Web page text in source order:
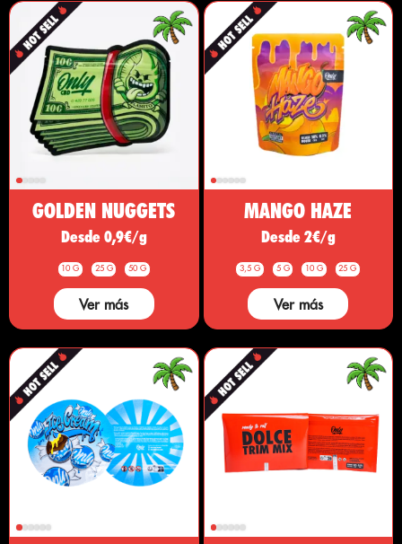
GOLDEN NUGGETS
Desde 0,9€/g
10 G 25 G 50 G
Ver más
MANGO HAZE
Desde 2€/g
3,5 G 5 G 10 G 25 G
Ver más